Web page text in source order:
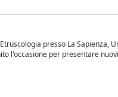
presso La Sapienza,
l'occasione per presentare